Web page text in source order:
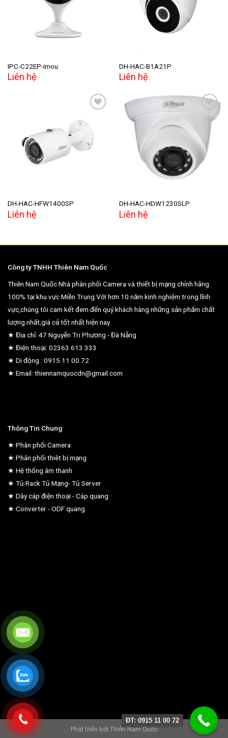
IPC-C22EP-imou
Liên hệ
wishlist
DH-HAC-B1A21P
Liên hệ
wishlist
DH-HAC-HFW1400SP
Liên hệ
Add to
wishlist
DH-HAC-HDW1230SLP
Liên hệ
Công ty TNHH Thiên Nam Quốc
Thiên Nam Quốc Nhà phân phối Camera và thiết bị mạng chính hãng
100% tại khu vực Miền Trung.Với hơn 10 năm kinh nghiệm trong lĩnh
vực,chúng tôi cam kết đem đến quý khách hàng những sản phẩm chất
lượng nhất,giá cả tốt nhất hiện nay.
★ Địa chỉ: 47 Nguyễn Tri Phương - Đà Nẵng
★ Điện thoại: 02363 613 333
★ Di động : 0915 11 00 72
★ Email: thiennamquocdn@gmail.com
Thông Tin Chung
★ Phân phối Camera
★ Phân phối thiêt bị mạng
★ Hệ thống âm thanh
★ Tủ Rack Tủ Mạng- Tủ Server
★ Dây cáp điện thoại - Cáp quang
★ Converter - ODF quang
Phát triển bởi Thiên Nam Quốc
ĐT: 0915 11 00 72